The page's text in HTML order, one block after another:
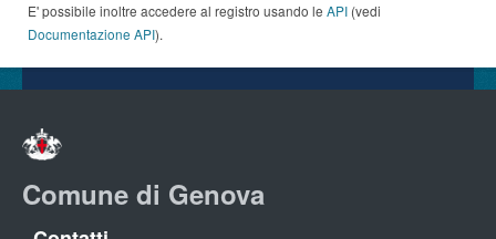
E' possibile inoltre accedere al registro usando le API (vedi
Documentazione API).
Comune di Genova